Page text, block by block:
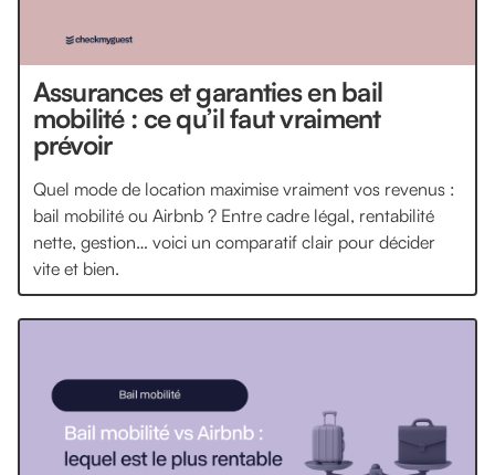
Assurances et garanties en bail
mobilité : ce qu’il faut vraiment
prévoir
Quel mode de location maximise vraiment vos revenus :
bail mobilité ou Airbnb ? Entre cadre légal, rentabilité
nette, gestion… voici un comparatif clair pour décider
vite et bien.